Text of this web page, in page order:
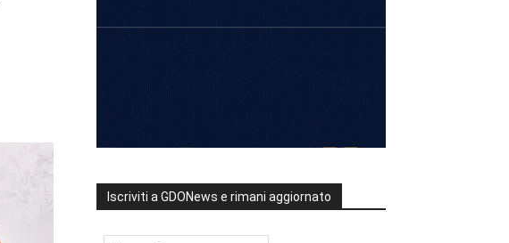
Iscriviti a GDONews e rimani aggiornato